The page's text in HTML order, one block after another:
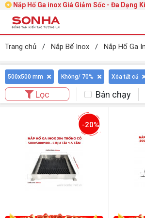
Nắp Hố Ga inox Giá Giảm Sốc - Đa Dạng
Trang chủ / Nắp Bể Inox / Nắp Hố Ga
500x500 mm Không/ 70% Xóa tất cả
Lọc Bán chạy
-20%